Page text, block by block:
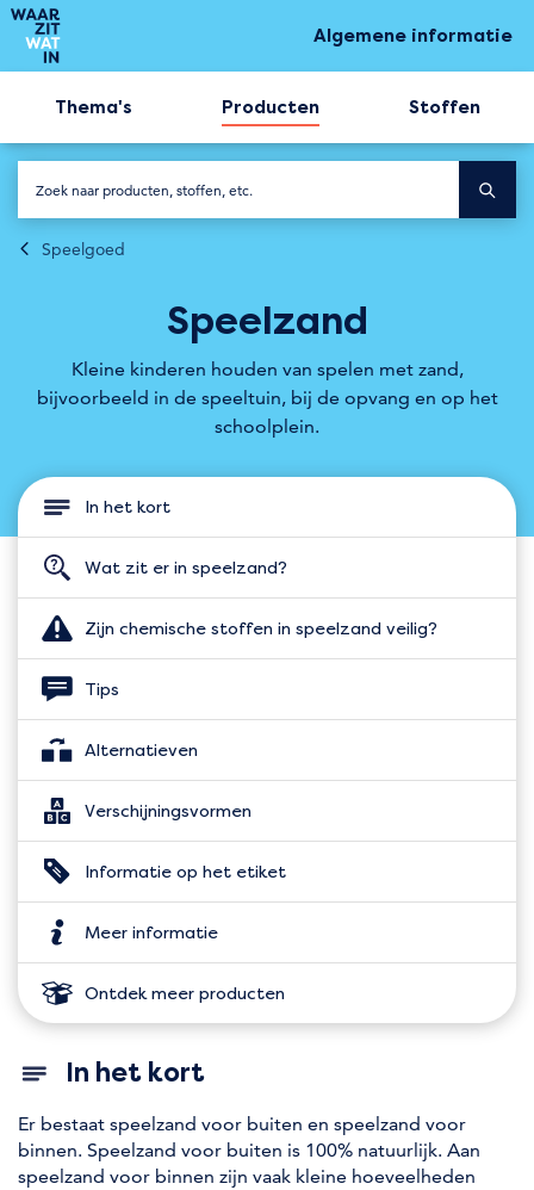
Algemene informatie
Thema's Producten Stoffen
Speelgoed
Speelzand
Kleine kinderen houden van spelen met zand,
bijvoorbeeld in de speeltuin, bij de opvang en op het
schoolplein.
In het kort
Wat zit er in speelzand?
Zijn chemische stoffen in speelzand veilig?
Tips
Alternatieven
Verschijningsvormen
Informatie op het etiket
Meer informatie
Ontdek meer producten
In het kort
Er bestaat speelzand voor buiten en speelzand voor
binnen. Speelzand voor buiten is 100% natuurlijk. Aan
speelzand voor binnen zijn vaak kleine hoeveelheden